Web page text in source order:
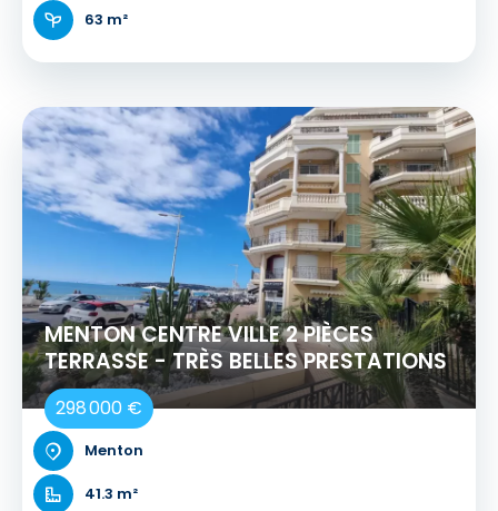
63 m²
MENTON CENTRE VILLE 2 PIÈCES
TERRASSE - TRÈS BELLES PRESTATIONS
298 000 €
Menton
41.3 m²